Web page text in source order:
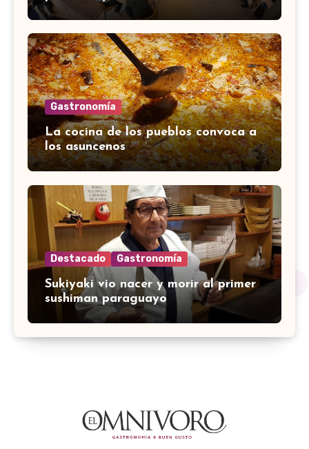
Gastronomía
La cocina de los pueblos convoca a
los asuncenos
Destacado Gastronomía
Sukiyaki vio nacer y morir al primer
sushiman paraguayo